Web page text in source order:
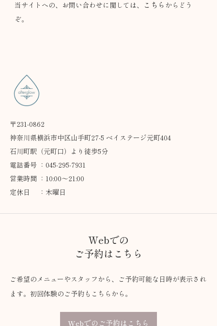
当サイトへの、お問い合わせに関しては、 こちら からどう
ぞ。
〒231-0862
神奈川県横浜市中区山手町27-5 ベイステージ元町404
石川町駅（元町口）より徒歩5分
電話番号 ：045-295-7931
営業時間 ：10:00～21:00
定休日 ：木曜日
Webでの
ご予約はこちら
ご希望のメニューやスタッフから、ご予約可能な日時が表示され
ます。初回体験のご予約もこちらから。
Webでのご予約はこちら